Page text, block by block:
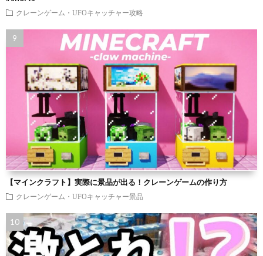
クレーンゲーム・UFOキャッチャー攻略
【マインクラフト】実際に景品が出る！クレーンゲームの作り方
クレーンゲーム・UFOキャッチャー景品